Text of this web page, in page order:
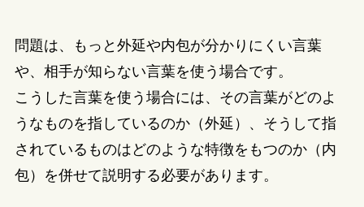
問題は、もっと外延や内包が分かりにくい言葉
や、相手が知らない言葉を使う場合です。
こうした言葉を使う場合には、その言葉がどのよ
うなものを指しているのか（外延）、そうして指
されているものはどのような特徴をもつのか（内
包）を併せて説明する必要があります。